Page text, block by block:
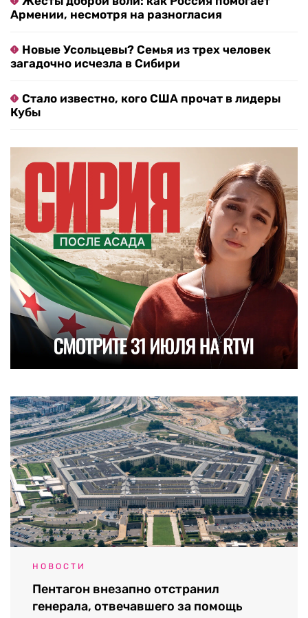
Армении, несмотря на разногласия
Новые Усольцевы? Семья из трех человек
загадочно исчезла в Сибири
Стало известно, кого США прочат в лидеры
Кубы
НОВОСТИ
Пентагон внезапно отстранил
генерала, отвечавшего за помощь